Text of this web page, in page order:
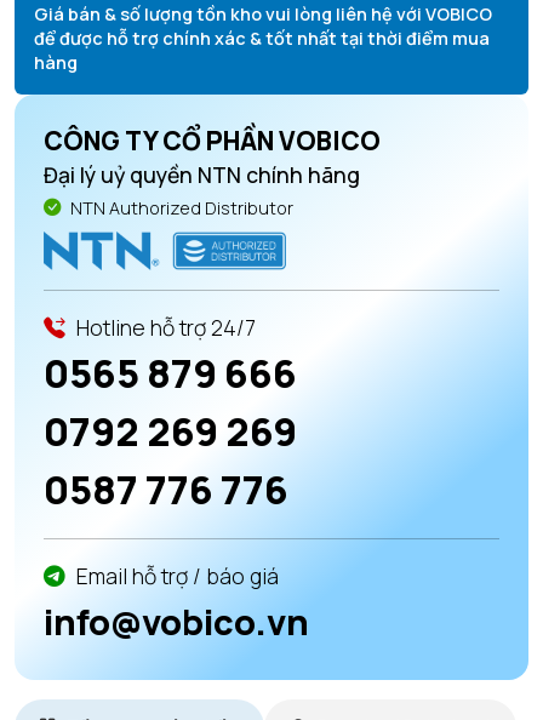
Giá bán & số lượng tồn kho vui lòng liên hệ với VOBICO
để được hỗ trợ chính xác & tốt nhất tại thời điểm mua
hàng
CÔNG TY CỔ PHẦN VOBICO
Đại lý uỷ quyền NTN chính hãng
NTN Authorized Distributor
Hotline hỗ trợ 24/7
0565 879 666
0792 269 269
0587 776 776
Email hỗ trợ / báo giá
info@vobico.vn